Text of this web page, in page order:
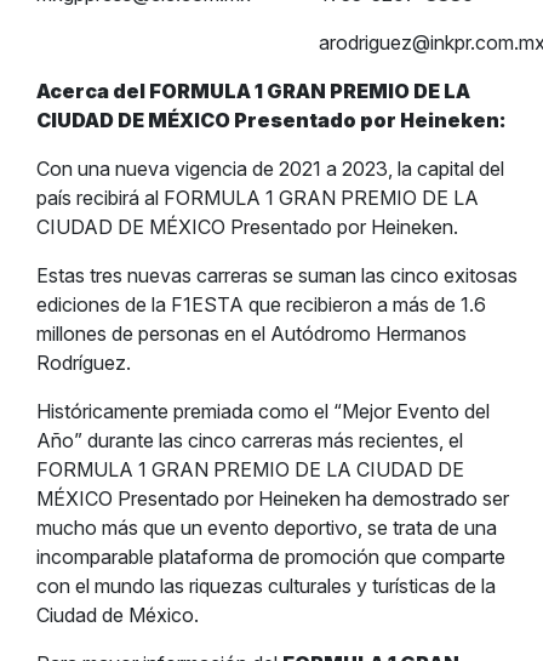
Acerca del FORMULA 1 GRAN PREMIO DE LA
CIUDAD DE MÉXICO Presentado por Heineken:
Con una nueva vigencia de 2021 a 2023, la capital del
país recibirá al FORMULA 1 GRAN PREMIO DE LA
CIUDAD DE MÉXICO Presentado por Heineken.
Estas tres nuevas carreras se suman las cinco exitosas
ediciones de la F1ESTA que recibieron a más de 1.6
millones de personas en el Autódromo Hermanos
Rodríguez.
Históricamente premiada como el “Mejor Evento del
Año” durante las cinco carreras más recientes, el
FORMULA 1 GRAN PREMIO DE LA CIUDAD DE
MÉXICO Presentado por Heineken ha demostrado ser
mucho más que un evento deportivo, se trata de una
incomparable plataforma de promoción que comparte
con el mundo las riquezas culturales y turísticas de la
Ciudad de México.